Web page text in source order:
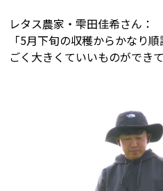
レタス農家・雫田佳希さん：
「5月下旬の収穫からかなり
ごく大きくていいものができて